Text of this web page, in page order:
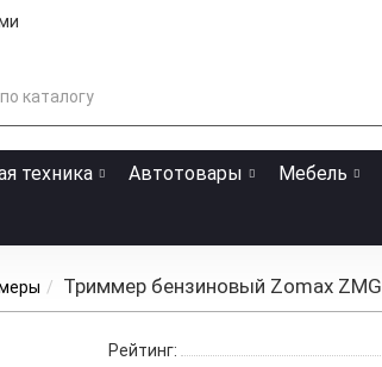
техника Автотовары Мебель
Триммер бензиновый Zomax
Рейтинг: